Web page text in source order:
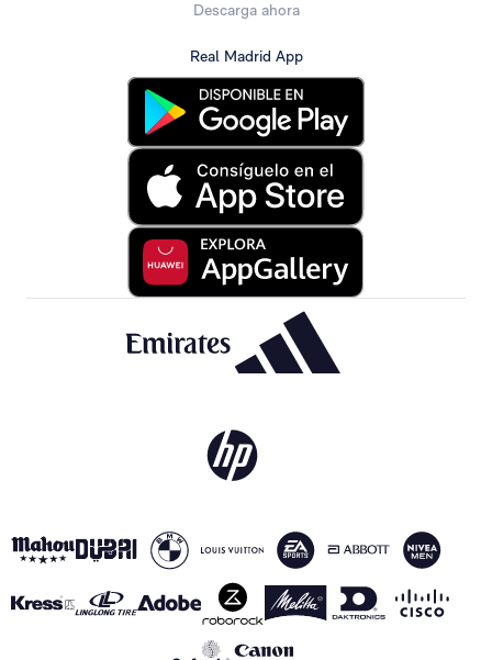
Descarga ahora
Real Madrid App